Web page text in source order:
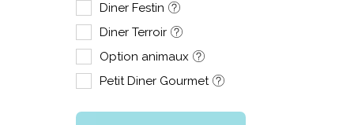
Diner Festin
Diner Terroir
Option animaux
Petit Diner Gourmet